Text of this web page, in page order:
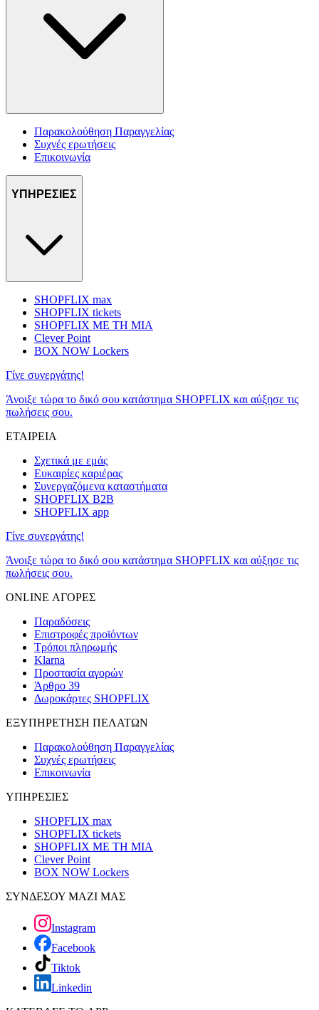
Παρακολούθηση Παραγγελίας
Συχνές ερωτήσεις
Επικοινωνία
ΥΠΗΡΕΣΙΕΣ
SHOPFLIX max
SHOPFLIX tickets
SHOPFLIX ΜΕ ΤΗ ΜΙΑ
Clever Point
BOX NOW Lockers
Γίνε συνεργάτης!
Άνοιξε τώρα το δικό σου κατάστημα SHOPFLIX και αύξησε τις
πωλήσεις σου.
ΕΤΑΙΡΕΙΑ
Σχετικά με εμάς
Ευκαιρίες καριέρας
Συνεργαζόμενα καταστήματα
SHOPFLIX B2B
SHOPFLIX app
Γίνε συνεργάτης!
Άνοιξε τώρα το δικό σου κατάστημα SHOPFLIX και αύξησε τις
πωλήσεις σου.
ONLINE ΑΓΟΡΕΣ
Παραδόσεις
Επιστροφές προϊόντων
Τρόποι πληρωμής
Klarna
Προστασία αγορών
Άρθρο 39
Δωροκάρτες SHOPFLIX
ΕΞΥΠΗΡΕΤΗΣΗ ΠΕΛΑΤΩΝ
Παρακολούθηση Παραγγελίας
Συχνές ερωτήσεις
Επικοινωνία
ΥΠΗΡΕΣΙΕΣ
SHOPFLIX max
SHOPFLIX tickets
SHOPFLIX ΜΕ ΤΗ ΜΙΑ
Clever Point
BOX NOW Lockers
ΣΥΝΔΕΣΟΥ ΜΑΖΙ ΜΑΣ
Instagram
Facebook
Tiktok
Linkedin